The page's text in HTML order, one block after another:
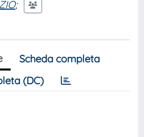
;
Scheda completa
(DC)